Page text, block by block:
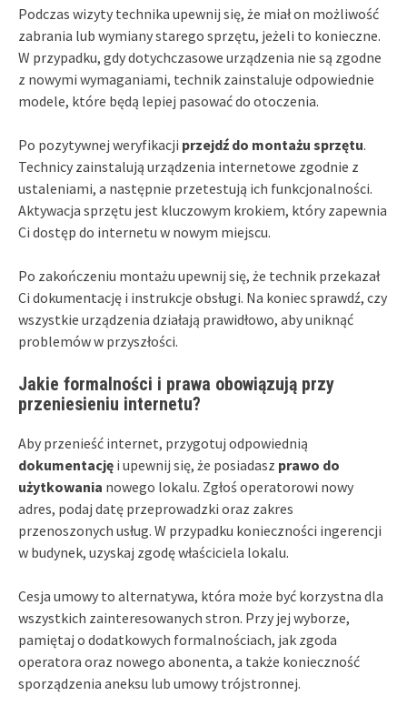
Podczas wizyty technika upewnij się, że miał on możliwość
zabrania lub wymiany starego sprzętu, jeżeli to konieczne.
W przypadku, gdy dotychczasowe urządzenia nie są zgodne
z nowymi wymaganiami, technik zainstaluje odpowiednie
modele, które będą lepiej pasować do otoczenia.
Po pozytywnej weryfikacji przejdź do montażu sprzętu.
Technicy zainstalują urządzenia internetowe zgodnie z
ustaleniami, a następnie przetestują ich funkcjonalności.
Aktywacja sprzętu jest kluczowym krokiem, który zapewnia
Ci dostęp do internetu w nowym miejscu.
Po zakończeniu montażu upewnij się, że technik przekazał
Ci dokumentację i instrukcje obsługi. Na koniec sprawdź, czy
wszystkie urządzenia działają prawidłowo, aby uniknąć
problemów w przyszłości.
Jakie formalności i prawa obowiązują przy
przeniesieniu internetu?
Aby przenieść internet, przygotuj odpowiednią
dokumentację i upewnij się, że posiadasz prawo do
użytkowania nowego lokalu. Zgłoś operatorowi nowy
adres, podaj datę przeprowadzki oraz zakres
przenoszonych usług. W przypadku konieczności ingerencji
w budynek, uzyskaj zgodę właściciela lokalu.
Cesja umowy to alternatywa, która może być korzystna dla
wszystkich zainteresowanych stron. Przy jej wyborze,
pamiętaj o dodatkowych formalnościach, jak zgoda
operatora oraz nowego abonenta, a także konieczność
sporządzenia aneksu lub umowy trójstronnej.